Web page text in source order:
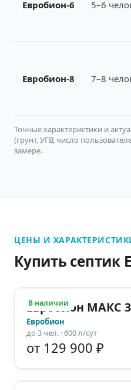
Евробион-6 5–6
Евробион-8 7–8
Точные характеристики и
(грунт, УГВ, число
замере.
ЦЕНЫ И
Купить септик
В наличии
Евробион МАКС 3
Евробион
до 3 чел. · 600 л/сут
от 129 900 ₽